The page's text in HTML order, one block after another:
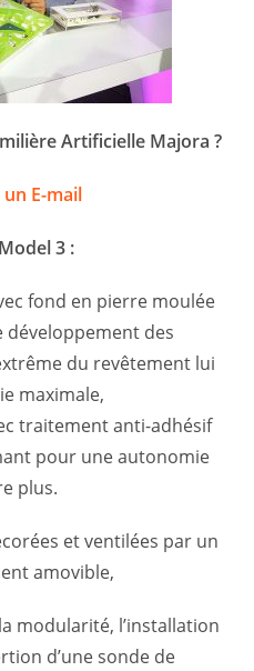
Artificielle Majora ?
E-mail
3 :
fond en pierre moulée
des
du revêtement lui
maximale,
traitement anti-adhésif
pour une autonomie
plus.
et ventilées par un
amovible,
modularité, l’installation
d’une sonde de